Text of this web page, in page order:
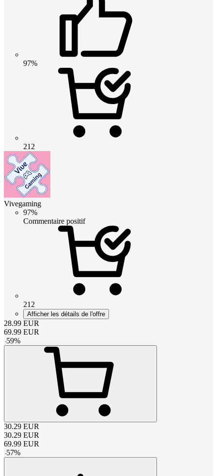
97%
212
Vivegaming
97%
Commentaire positif
212
Afficher les détails de l'offre
28.99 EUR
69.99 EUR
-59%
30.29 EUR
30.29 EUR
69.99 EUR
-57%